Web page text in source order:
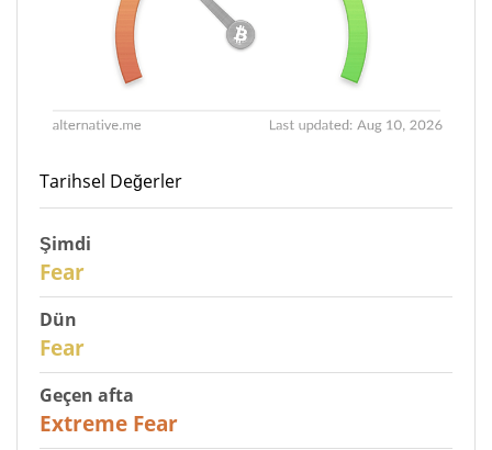
Tarihsel Değerler
Şimdi
Fear
Dün
Fear
Geçen afta
Extreme Fear